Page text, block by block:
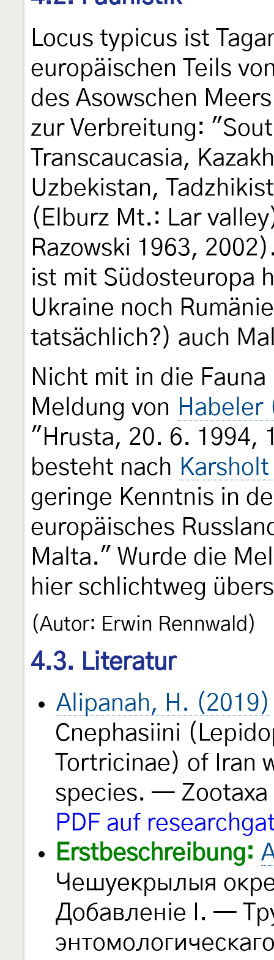
Locus typicus ist
europäischen Teils
des Asowschen
zur Verbreitung:
Transcaucasia,
Uzbekistan,
(Elburz Mt.: Lar
Razowski 1963,
ist mit Südosteuropa
Ukraine noch
tatsächlich?) auch
Nicht mit in die
Meldung von Habeler
"Hrusta, 20. 6. 1994,
besteht nach
geringe Kenntnis in
europäisches
Malta." Wurde die
hier schlichtweg
(Autor: Erwin Rennwald)
4.3. Literatur
Alipanah, H. (2019)
Cnephasiini
Tortricinae) of Iran
species. — Zootaxa
PDF auf
Erstbeschreibung:
Чешуекрылыя
Добавленiе I. —